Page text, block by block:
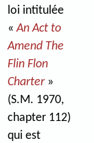
loi intitulée
«An Act to
Amend The
Flin Flon
Charter»
(S.M. 1970,
chapter 112)
qui est